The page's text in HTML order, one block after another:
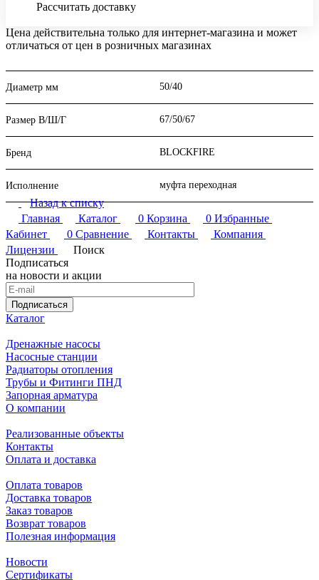
Рассчитать доставку
Цена действительна только для интернет-магазина и может
отличаться от цен в розничных магазинах
Диаметр мм 50/40
Размер В/Ш/Г 67/50/67
Бренд BLOCKFIRE
Исполнение муфта переходная
Назад к списку
Главная
Каталог 0 Корзина 0 Избранные
Кабинет
0 Сравнение Контакты
Компания
Лицензии
Поиск
Подписаться
на новости и акции
Подписаться
Каталог
Дренажные насосы
Насосные станции
Радиаторы отопления
Трубы и Фитинги ПНД
Запорная арматура
О компании
Реализованные объекты
Контакты
Оплата и доставка
Оплата товаров
Доставка товаров
Заказ товаров
Возврат товаров
Полезная информация
Новости
Сертификаты